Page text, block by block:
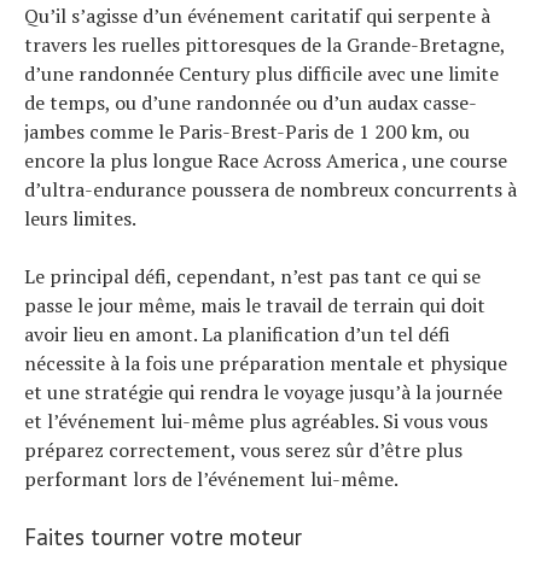
Qu’il s’agisse d’un événement caritatif qui serpente à
travers les ruelles pittoresques de la Grande-Bretagne,
d’une randonnée Century plus difficile avec une limite
de temps, ou d’une randonnée ou d’un audax casse-
jambes comme le Paris-Brest-Paris de 1 200 km, ou
encore la plus longue Race Across America , une course
d’ultra-endurance poussera de nombreux concurrents à
leurs limites.
Le principal défi, cependant, n’est pas tant ce qui se
passe le jour même, mais le travail de terrain qui doit
avoir lieu en amont. La planification d’un tel défi
nécessite à la fois une préparation mentale et physique
et une stratégie qui rendra le voyage jusqu’à la journée
et l’événement lui-même plus agréables. Si vous vous
préparez correctement, vous serez sûr d’être plus
performant lors de l’événement lui-même.
Faites tourner votre moteur
Actualités
Technologies
Tests de produits
Conseils
Tendances
Tous nos articles
À propos